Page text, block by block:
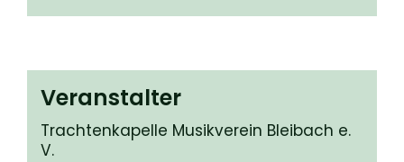
Veranstalter
Trachtenkapelle Musikverein Bleibach e.
V.